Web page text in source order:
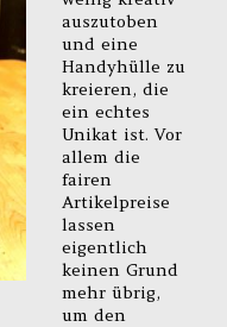
auszutoben
und eine
Handyhülle zu
kreieren, die
ein echtes
Unikat ist. Vor
allem die
fairen
Artikelpreise
lassen
eigentlich
keinen Grund
mehr übrig,
um den